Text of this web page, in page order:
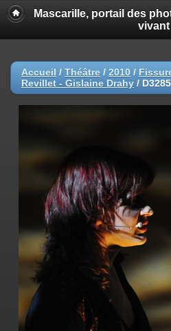
Mascarille, portail des
vivant
Accueil / Théâtre / 2010 /
Revillet - Gislaine Drahy /